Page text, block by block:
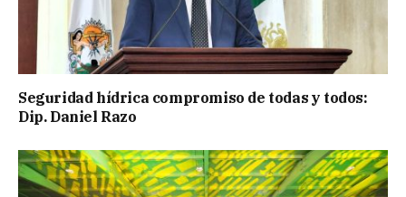
Seguridad hídrica compromiso de todas y todos:
Dip. Daniel Razo